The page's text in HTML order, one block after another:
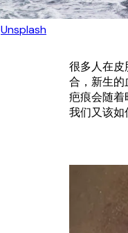
Unsplash
很多人在
合，新生
疤痕会随着
我们又该如